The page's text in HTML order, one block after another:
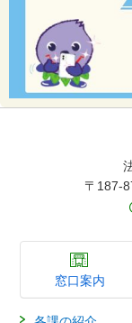
〒187-
窓口案内